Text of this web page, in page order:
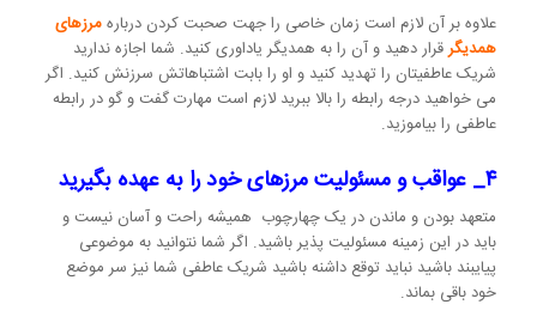
علاوه بر آن لازم است زمان خاصی را جهت صحبت کردن دربارهمرزهای
همدیگرقرار دهید و آن را به همدیگر یاداوری کنید.‌ شما اجازه ندارید
شریک عاطفیتان را تهدید کنید و او را بابت اشتباهاتش سرزنش کنید. اگر
می خواهید درجه رابطه را بالا ببرید لازم است مهارت گفت و گو در رابطه
عاطفی را بیاموزید.
۴_ عواقب و مسئولیت مرزهای خود را به عهده بگیرید
متعهد بودن و ماندن در یک چهارچوب همیشه راحت و آسان نیست و
باید در این زمینه مسئولیت پذیر باشید. اگر شما نتوانید به موضوعی
پیایبند باشید نباید توقع داشنه باشید شریک عاطفی شما نیز سر موضع
خود باقی بماند.